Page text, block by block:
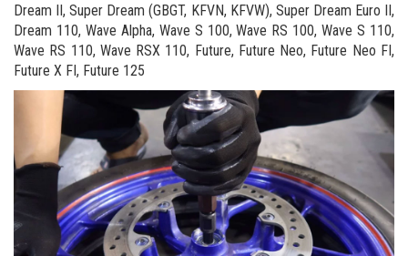
Dream II, Super Dream (GBGT, KFVN, KFVW), Super Dream Euro II,
Dream 110, Wave Alpha, Wave S 100, Wave RS 100, Wave S 110,
Wave RS 110, Wave RSX 110, Future, Future Neo, Future Neo FI,
Future X FI, Future 125